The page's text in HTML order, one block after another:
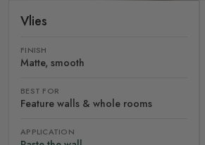
Vlies
FINISH
Matte, smooth
BEST FOR
Feature walls & whole rooms
APPLICATION